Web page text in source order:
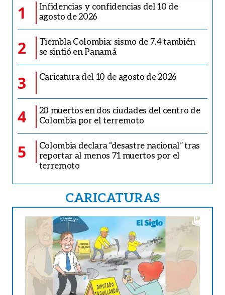
1
Infidencias y confidencias del 10 de
agosto de 2026
2
Tiembla Colombia: sismo de 7.4 también
se sintió en Panamá
3 Caricatura del 10 de agosto de 2026
4
20 muertos en dos ciudades del centro de
Colombia por el terremoto
5
Colombia declara “desastre nacional” tras
reportar al menos 71 muertos por el
terremoto
CARICATURAS